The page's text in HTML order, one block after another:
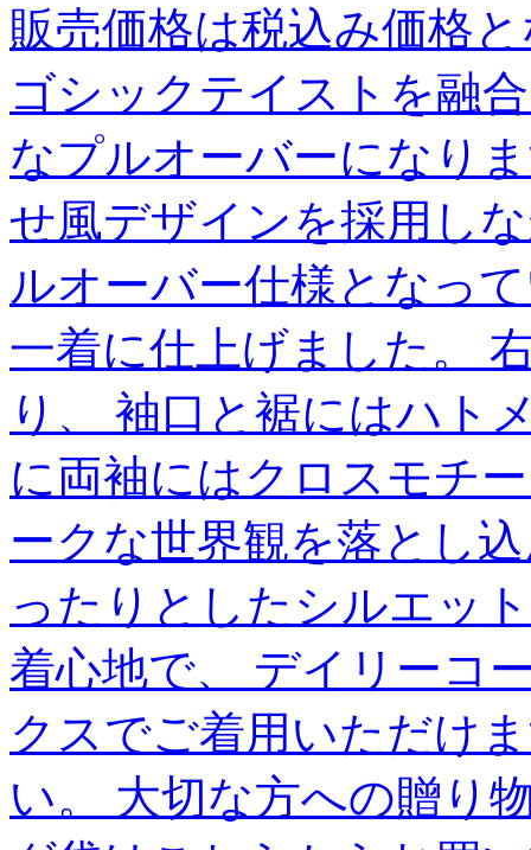
販売価格は税込み価格
ゴシックテイストを融
なプルオーバーになり
せ風デザインを採用し
ルオーバー仕様となっ
一着に仕上げました。
り、 袖口と裾にはハト
に両袖にはクロスモチ
ークな世界観を落とし
ったりとしたシルエッ
着心地で、 デイリーコ
クスでご着用いただけ
い。 大切な方への贈り